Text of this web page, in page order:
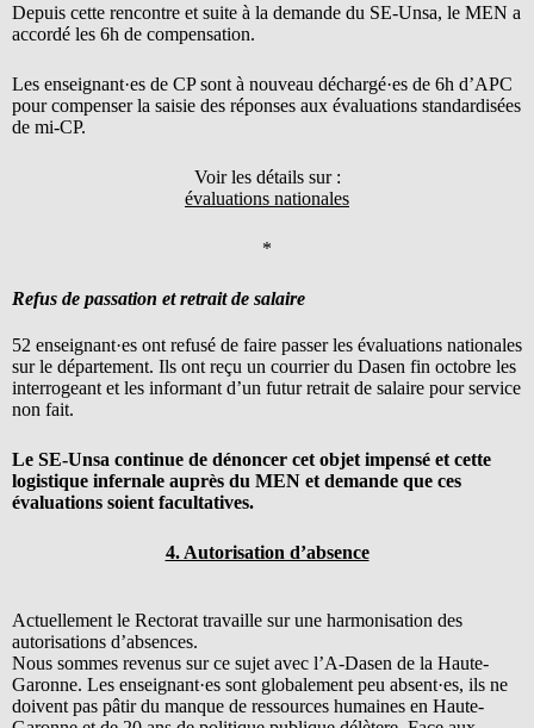
Depuis cette rencontre et suite à la demande du SE-Unsa, le MEN a
accordé les 6h de compensation.
Les enseignant·es de CP sont à nouveau déchargé·es de 6h d’APC
pour compenser la saisie des réponses aux évaluations standardisées
de mi-CP.
Voir les détails sur :
évaluations nationales
*
Refus de passation et retrait de salaire
52 enseignant·es ont refusé de faire passer les évaluations nationales
sur le département. Ils ont reçu un courrier du Dasen fin octobre les
interrogeant et les informant d’un futur retrait de salaire pour service
non fait.
Le SE-Unsa continue de dénoncer cet objet impensé et cette
logistique infernale auprès du MEN et demande que ces
évaluations soient facultatives.
4. Autorisation d’absence
Actuellement le Rectorat travaille sur une harmonisation des
autorisations d’absences.
Nous sommes revenus sur ce sujet avec l’A-Dasen de la Haute-
Garonne. Les enseignant·es sont globalement peu absent·es, ils ne
doivent pas pâtir du manque de ressources humaines en Haute-